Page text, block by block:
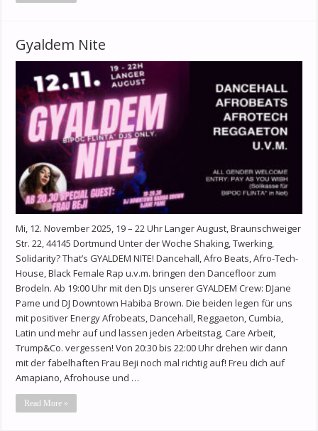
Gyaldem Nite
Mi, 12. November 2025, 19 – 22 Uhr Langer August, Braunschweiger
Str. 22, 44145 Dortmund Unter der Woche Shaking, Twerking,
Solidarity? That’s GYALDEM NITE! Dancehall, Afro Beats, Afro-Tech-
House, Black Female Rap u.v.m. bringen den Dancefloor zum
Brodeln. Ab 19:00 Uhr mit den DJs unserer GYALDEM Crew: DJane
Pame und DJ Downtown Habiba Brown. Die beiden legen für uns
mit positiver Energy Afrobeats, Dancehall, Reggaeton, Cumbia,
Latin und mehr auf und lassen jeden Arbeitstag, Care Arbeit,
Trump&Co. vergessen! Von 20:30 bis 22:00 Uhr drehen wir dann
mit der fabelhaften Frau Beji noch mal richtig auf! Freu dich auf
Amapiano, Afrohouse und …
Read More »